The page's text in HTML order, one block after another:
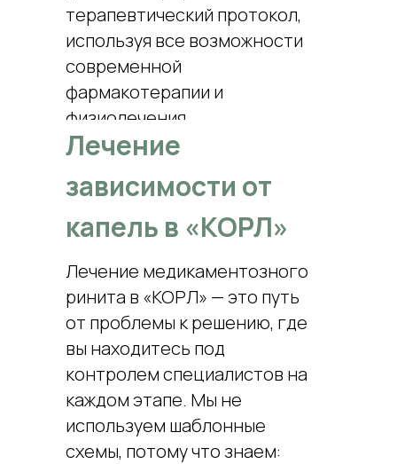
терапевтический протокол,
используя все возможности
современной
фармакотерапии и
физиолечения.
Лечение
зависимости от
капель в «КОРЛ»
Лечение медикаментозного
ринита в «КОРЛ» — это путь
от проблемы к решению, где
вы находитесь под
контролем специалистов на
каждом этапе. Мы не
используем шаблонные
схемы, потому что знаем: